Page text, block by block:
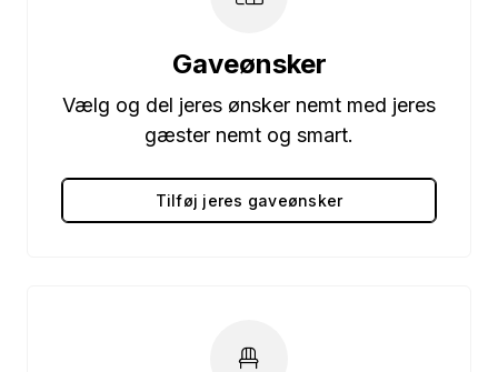
Gaveønsker
Vælg og del jeres ønsker nemt med jeres
gæster nemt og smart.
Tilføj jeres gaveønsker